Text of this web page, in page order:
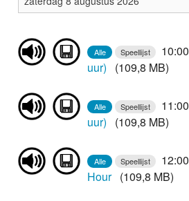
Info
Alle Speellijst 10:00
uur) (109,8 MB)
Alle Speellijst 11:00
uur) (109,8 MB)
Alle Speellijst 12:00
Hour(109,8 MB)